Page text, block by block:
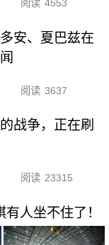
阅读 4553
安、夏巴兹在
阅读 3637
战争，正在刷
阅读 23315
人坐不住了！